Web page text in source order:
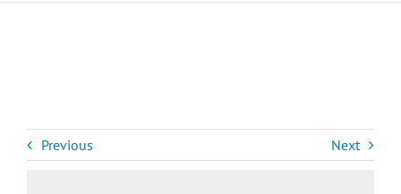
Previous Next